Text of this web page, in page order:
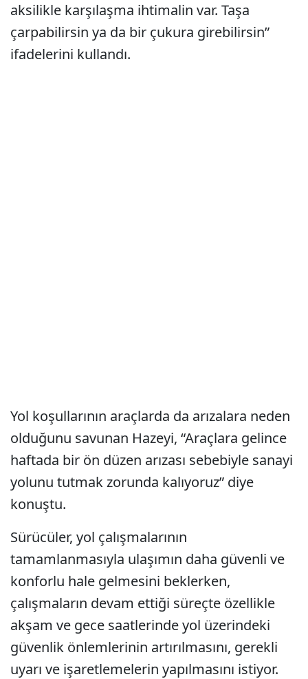
aksilikle karşılaşma ihtimalin var. Taşa
çarpabilirsin ya da bir çukura girebilirsin”
ifadelerini kullandı.
Yol koşullarının araçlarda da arızalara neden
olduğunu savunan Hazeyi, “Araçlara gelince
haftada bir ön düzen arızası sebebiyle sanayi
yolunu tutmak zorunda kalıyoruz” diye
konuştu.
Sürücüler, yol çalışmalarının
tamamlanmasıyla ulaşımın daha güvenli ve
konforlu hale gelmesini beklerken,
çalışmaların devam ettiği süreçte özellikle
akşam ve gece saatlerinde yol üzerindeki
güvenlik önlemlerinin artırılmasını, gerekli
uyarı ve işaretlemelerin yapılmasını istiyor.